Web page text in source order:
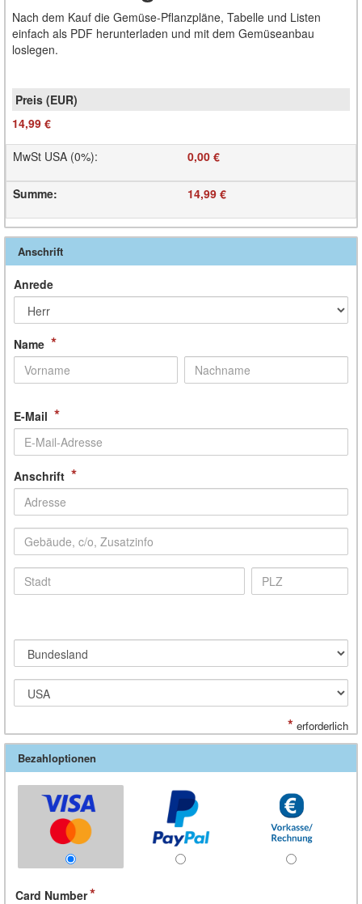
Nach dem Kauf die Gemüse-Pflanzpläne, Tabelle und Listen
einfach als PDF herunterladen und mit dem Gemüseanbau
loslegen.
14,99 €
MwSt USA (0%): 0,00 €
Summe: 14,99 €
Anschrift
Anrede
Name *
E-Mail *
Anschrift *
* erforderlich
Bezahloptionen
Card Number